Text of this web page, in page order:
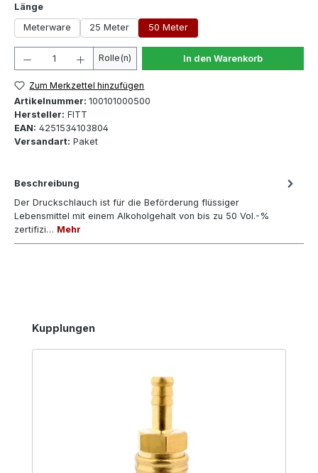
Längeauswählen
Meterware
25 Meter 50 Meter
Produkt Anzahl: Gib den gewünschten Wert ein
Rolle(n) In den Warenkorb
Zum Merkzettel hinzufügen
Artikelnummer: 100101000500
Hersteller: FITT
EAN: 4251534103804
Versandart: Paket
Beschreibung
Der Druckschlauch ist für die Beförderung flüssiger
Lebensmittel mit einem Alkoholgehalt von bis zu 50 Vol.-%
zertifizi… Mehr
Produktgalerie überspringen
Kupplungen